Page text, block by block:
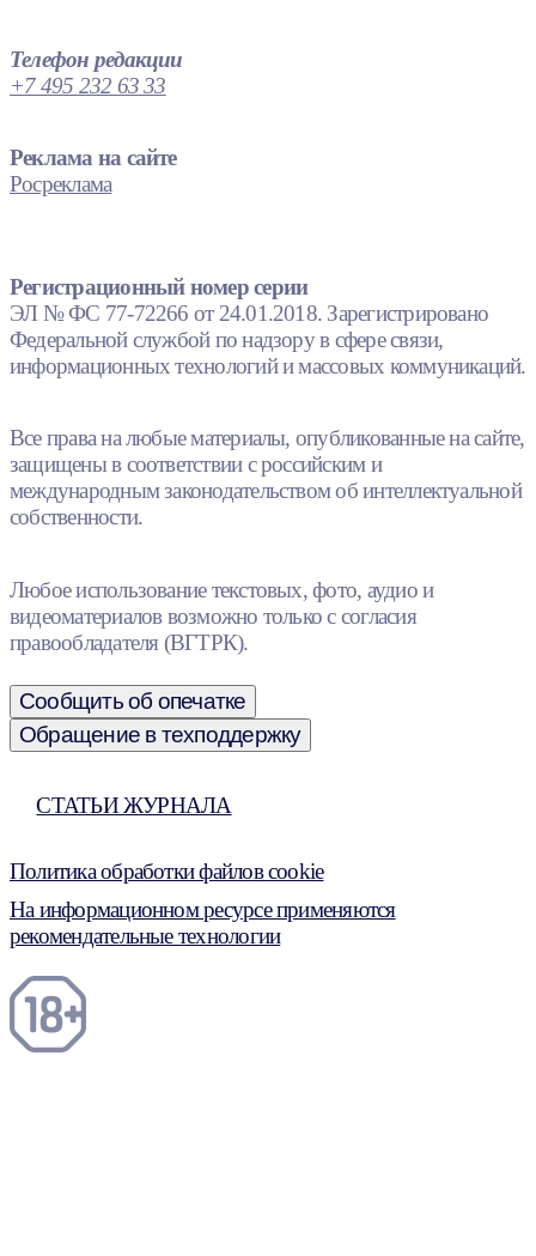
Телефон редакции
+7 495 232 63 33
Реклама на сайте
Росреклама
Регистрационный номер серии
ЭЛ № ФС 77-72266 от 24.01.2018. Зарегистрировано
Федеральной службой по надзору в сфере связи,
информационных технологий и массовых коммуникаций.
Все права на любые материалы, опубликованные на сайте,
защищены в соответствии с российским и
международным законодательством об интеллектуальной
собственности.
Любое использование текстовых, фото, аудио и
видеоматериалов возможно только с согласия
правообладателя (ВГТРК).
Сообщить об опечатке
Обращение в техподдержку
СТАТЬИ ЖУРНАЛА
Политика обработки файлов cookie
На информационном ресурсе применяются
рекомендательные технологии